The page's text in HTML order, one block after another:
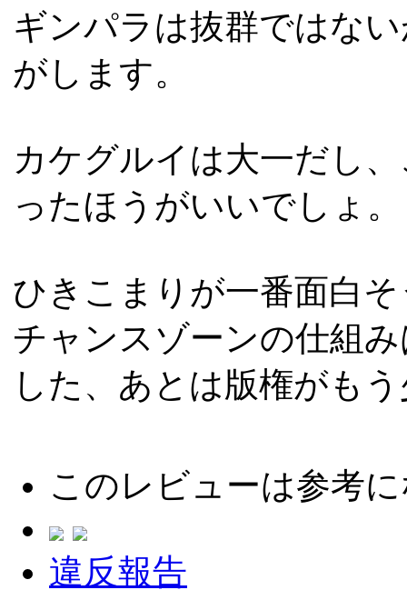
ギンパラは抜群ではな
がします。
カケグルイは大一だし
ったほうがいいでしょ。
ひきこまりが一番面白
チャンスゾーンの仕組
した、あとは版権がも
このレビューは参考
違反報告